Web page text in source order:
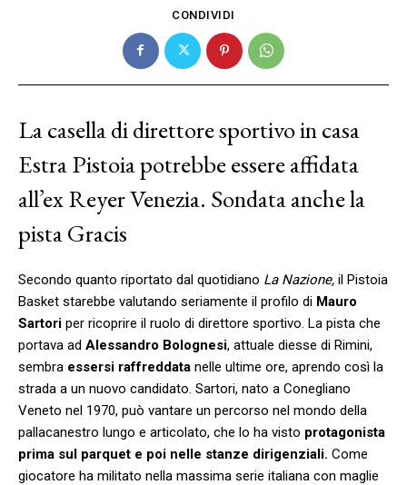
CONDIVIDI
La casella di direttore sportivo in casa
Estra Pistoia potrebbe essere affidata
all’ex Reyer Venezia. Sondata anche la
pista Gracis
Secondo quanto riportato dal quotidiano La Nazione, il Pistoia
Basket starebbe valutando seriamente il profilo di Mauro
Sartori per ricoprire il ruolo di direttore sportivo. La pista che
portava ad Alessandro Bolognesi, attuale diesse di Rimini,
sembra essersi raffreddata nelle ultime ore, aprendo così la
strada a un nuovo candidato. Sartori, nato a Conegliano
Veneto nel 1970, può vantare un percorso nel mondo della
pallacanestro lungo e articolato, che lo ha visto protagonista
prima sul parquet e poi nelle stanze dirigenziali. Come
giocatore ha militato nella massima serie italiana con maglie